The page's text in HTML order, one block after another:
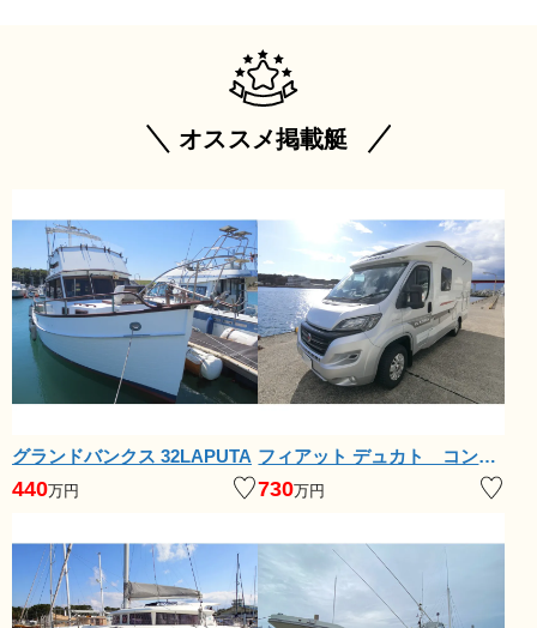
グランドバンクス 32LAPUTA
440万円
フィアット デュカト コンパクトＳＰ
730万円